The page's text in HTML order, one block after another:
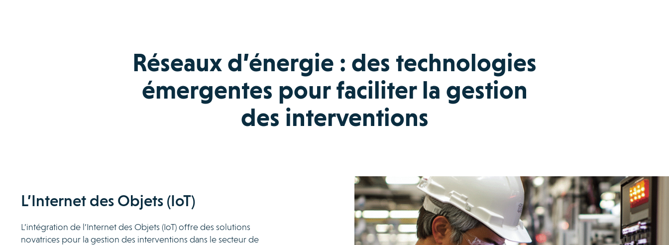
Réseaux d’énergie : des technologies
émergentes pour faciliter la gestion
des interventions
L’Internet des Objets (IoT)
L’intégration de l’Internet des Objets (IoT) offre des solutions
novatrices pour la gestion des interventions dans le secteur de